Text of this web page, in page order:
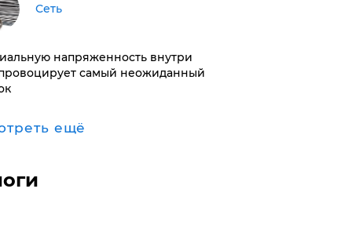
Сеть
напряженность внутри
самый неожиданный
ещё